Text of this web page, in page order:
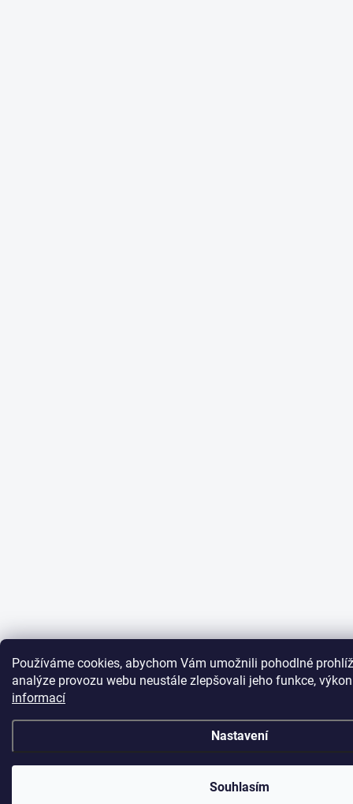
Používáme cookies, abychom Vám umožnili pohodlné
analýze provozu webu neustále zlepšovali jeho funkce,
informací
Nastavení
Souhlasím